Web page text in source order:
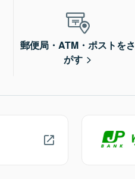
郵便局・ATM・ポストをさ
がす